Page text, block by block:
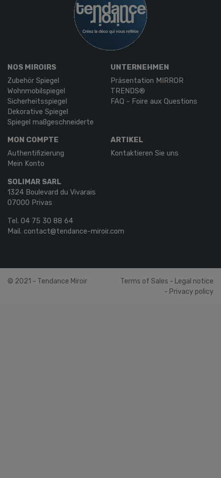
NOS MIROIRS
Zubehör Spiegel
Wohnmobilspiegel
Sicherheitsspiegel
Dekorative Spiegel
Spiegel maßgeschneiderte
UNTERNEHMEN
Präsentation MIRROR
TRENDS®
FAQ - Foire aux Questions
MON COMPTE
Authentifizierung
Mein Konto
ARTIKEL
Kontaktieren Sie uns
SOLIMAR SARL
1324 Boulevard du Vivarais
07000 Privas
Tel. 04 75 30 88 64
Mail. contact@tendance-miroir.com
© 2021 - Tendance Miroir Terms of Sales - Legal notice
- Privacy policy